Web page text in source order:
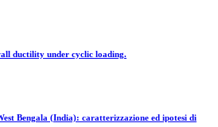
ductility under cyclic loading.
Bengala (India): caratterizzazione ed ipotesi di